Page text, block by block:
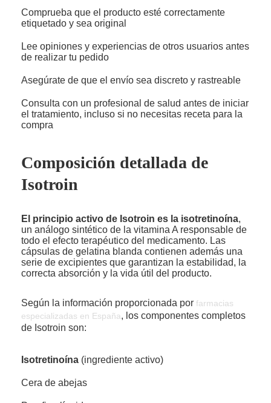
Comprueba que el producto esté correctamente
etiquetado y sea original
Lee opiniones y experiencias de otros usuarios antes
de realizar tu pedido
Asegúrate de que el envío sea discreto y rastreable
Consulta con un profesional de salud antes de iniciar
el tratamiento, incluso si no necesitas receta para la
compra
Composición detallada de
Isotroin
El principio activo de Isotroin es la isotretinoína,
un análogo sintético de la vitamina A responsable de
todo el efecto terapéutico del medicamento. Las
cápsulas de gelatina blanda contienen además una
serie de excipientes que garantizan la estabilidad, la
correcta absorción y la vida útil del producto.
Según la información proporcionada por farmacias
especializadas en España, los componentes completos
de Isotroin son:
Isotretinoína (ingrediente activo)
Cera de abejas